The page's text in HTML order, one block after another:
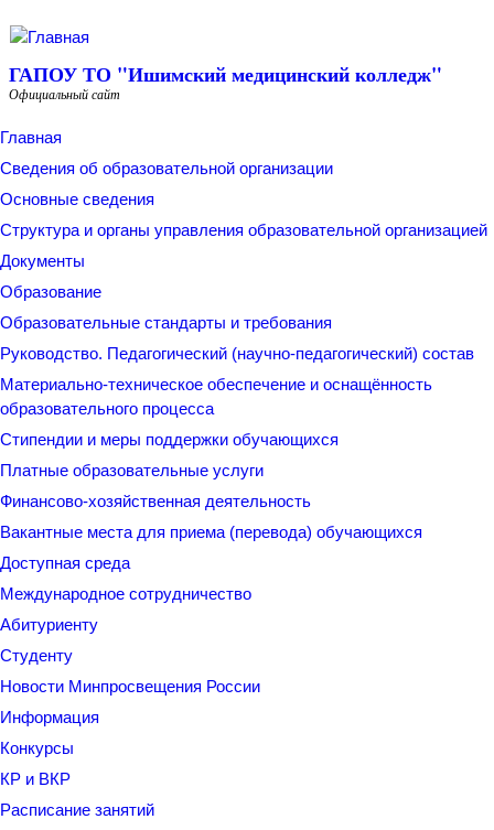
Перейти к основному содержанию
ГАПОУ ТО "Ишимский медицинский колледж"
Официальный сайт
Главная
Сведения об образовательной организации
Основные сведения
Структура и органы управления образовательной организацией
Документы
Образование
Образовательные стандарты и требования
Руководство. Педагогический (научно-педагогический) состав
Материально-техническое обеспечение и оснащённость
образовательного процесса
Стипендии и меры поддержки обучающихся
Платные образовательные услуги
Финансово-хозяйственная деятельность
Вакантные места для приема (перевода) обучающихся
Доступная среда
Международное сотрудничество
Абитуриенту
Студенту
Новости Минпросвещения России
Информация
Конкурсы
КР и ВКР
Расписание занятий